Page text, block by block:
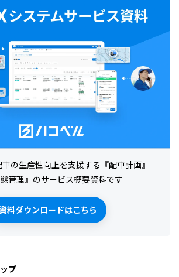
説します。
の生産性向上を支援する『配車計画』
管理』のサービス概要資料です
料ダウンロードはこちら
プ